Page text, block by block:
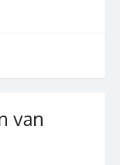
van